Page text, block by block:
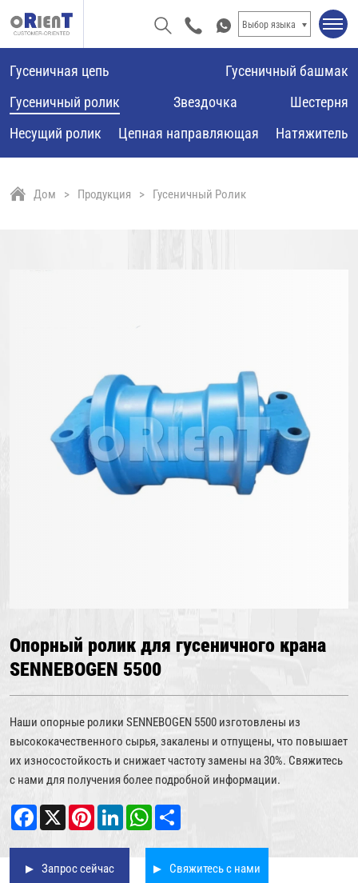
Выбор языка
Гусеничная цепь
Гусеничный башмак
Гусеничный ролик
Звездочка
Шестерня
Несущий ролик
Цепная направляющая Натяжитель
Дом Продукция Гусеничный Ролик
Опорный ролик для гусеничного крана
SENNEBOGEN 5500
Наши опорные ролики SENNEBOGEN 5500 изготовлены из
высококачественного сырья, закалены и отпущены, что повышает
их износостойкость и снижает частоту замены на 30%. Свяжитесь
с нами для получения более подробной информации.
Facebook
X PinterestLinkedInWhatsApp
Запрос сейчас Свяжитесь с нами